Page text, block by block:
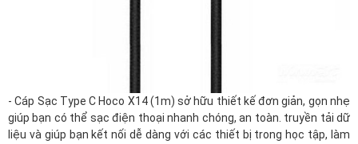
- Cáp Sạc Type C Hoco X14 (1m) sở hữu thiết kế đơn giản, gọn nhẹ
giúp bạn có thể sạc điện thoại nhanh chóng, an toàn. truyền tải dữ
liệu và giúp bạn kết nối dễ dàng với các thiết bị trong học tập, làm